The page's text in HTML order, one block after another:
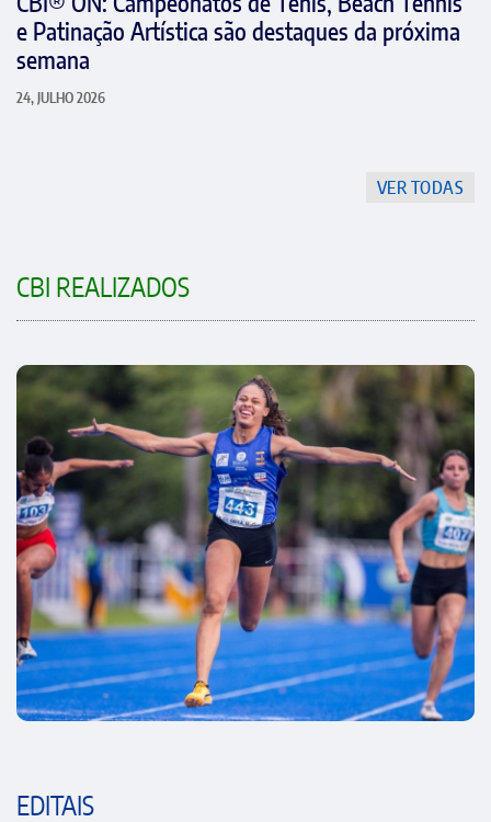
CBI® ON: Campeonatos de Tênis, Beach Tennis
e Patinação Artística são destaques da próxima
semana
24, JULHO 2026
VER TODAS
CBI REALIZADOS
EDITAIS